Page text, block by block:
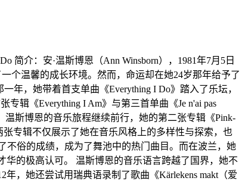
简介：安·温斯博恩（Ann Winsborn），1981年7月5日
个温馨的成长环境。然而，命运却在她24岁那年给予了
年，她带着首支单曲《Everything I Do》踏入了乐坛，
辑《Everything I Am》与第三首单曲《Je n'ai pas
斯博恩的音乐旅程继续前行，她的第二张专辑《Pink-
张专辑不仅展示了她在音乐风格上的多样性与探索，也
不俗的成绩，成为了舞池中的热门曲目。而在波兰，她
华的极高认可。 温斯博恩的音乐语言跨越了国界，她不
，她还尝试用瑞典语录制了歌曲《Kärlekens makt（爱